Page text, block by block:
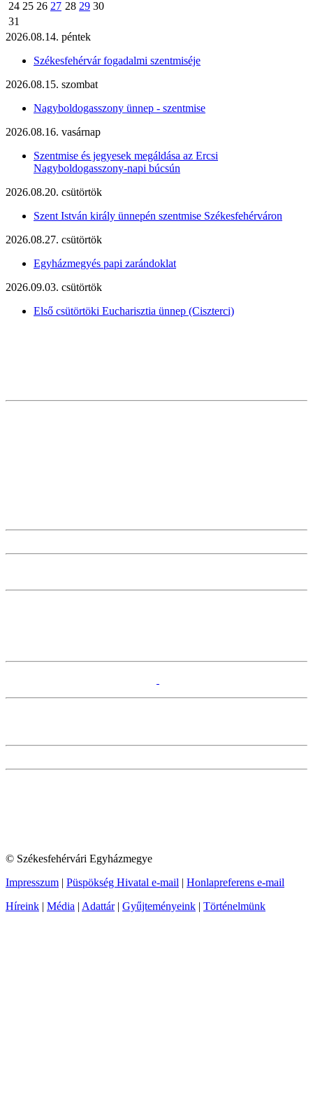
24 25 26 27 28 29 30
31
2026.08.14. péntek
Székesfehérvár fogadalmi szentmiséje
2026.08.15. szombat
Nagyboldogasszony ünnep - szentmise
2026.08.16. vasárnap
Szentmise és jegyesek megáldása az Ercsi
Nagyboldogasszony-napi búcsún
2026.08.20. csütörtök
Szent István király ünnepén szentmise Székesfehérváron
2026.08.27. csütörtök
Egyházmegyés papi zarándoklat
2026.09.03. csütörtök
Első csütörtöki Eucharisztia ünnep (Ciszterci)
© Székesfehérvári Egyházmegye
Impresszum | Püspökség Hivatal e-mail | Honlapreferens e-mail
Híreink | Média | Adattár| Gyűjteményeink | Történelmünk